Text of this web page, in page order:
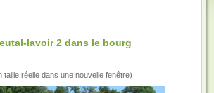
lavoir 2 dans le bourg
réelle dans une nouvelle fenêtre)